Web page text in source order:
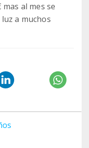
al mes se
a muchos